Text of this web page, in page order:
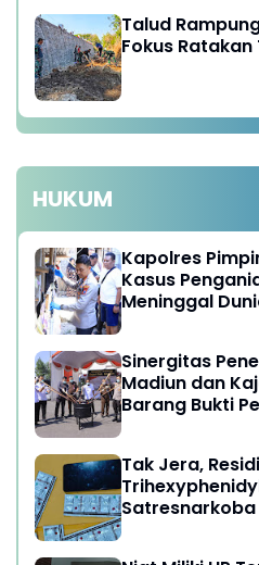
Talud
Fokus
HUKUM
Kapolres
Kasus
Meninggal
Sinergitas
Madiun dan
Barang Bukti
Tak Jera,